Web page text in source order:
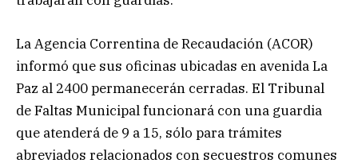
La Agencia Correntina de Recaudación (ACOR)
informó que sus oficinas ubicadas en avenida La
Paz al 2400 permanecerán cerradas. El Tribunal
de Faltas Municipal funcionará con una guardia
que atenderá de 9 a 15, sólo para trámites
abreviados relacionados con secuestros comunes